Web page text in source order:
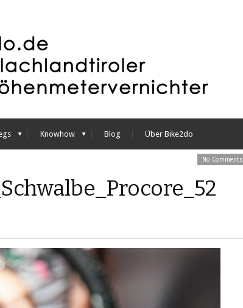
Knowhow Blog Über Bike2do
No Comments